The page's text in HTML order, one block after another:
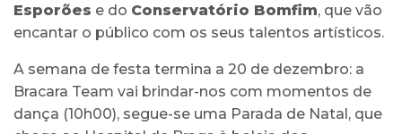
Esporões e do Conservatório Bomfim, que vão
encantar o público com os seus talentos artísticos.
A semana de festa termina a 20 de dezembro: a
Bracara Team vai brindar-nos com momentos de
dança (10h00), segue-se uma Parada de Natal, que